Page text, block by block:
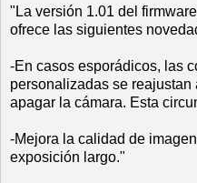
"La versión 1.01 del
ofrece las siguientes
-En casos esporádicos, las
personalizadas se reajustan
apagar la cámara. Esta
-Mejora la calidad de
exposición largo."